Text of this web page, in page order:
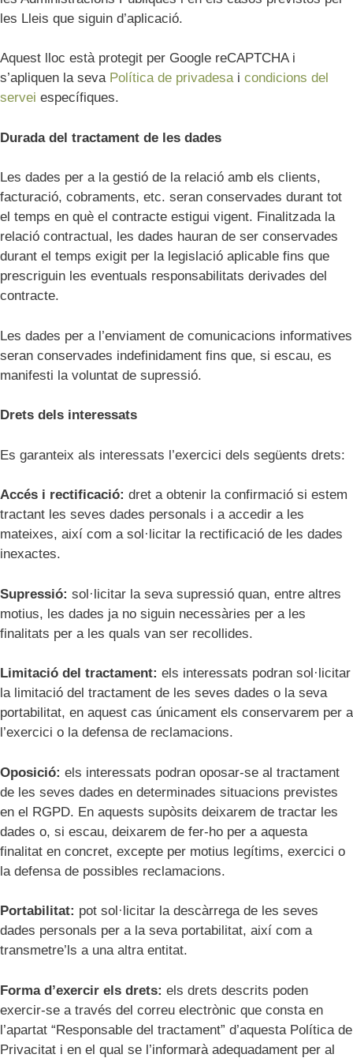
les Lleis que siguin d’aplicació.
Aquest lloc està protegit per Google reCAPTCHA i
s’apliquen la seva Política de privadesai condicions del
servei específiques.
Durada del tractament de les dades
Les dades per a la gestió de la relació amb els clients,
facturació, cobraments, etc. seran conservades durant tot
el temps en què el contracte estigui vigent. Finalitzada la
relació contractual, les dades hauran de ser conservades
durant el temps exigit per la legislació aplicable fins que
prescriguin les eventuals responsabilitats derivades del
contracte.
Les dades per a l’enviament de comunicacions informatives
seran conservades indefinidament fins que, si escau, es
manifesti la voluntat de supressió.
Drets dels interessats
Es garanteix als interessats l’exercici dels següents drets:
Accés i rectificació: dret a obtenir la confirmació si estem
tractant les seves dades personals i a accedir a les
mateixes, així com a sol·licitar la rectificació de les dades
inexactes.
Supressió: sol·licitar la seva supressió quan, entre altres
motius, les dades ja no siguin necessàries per a les
finalitats per a les quals van ser recollides.
Limitació del tractament: els interessats podran sol·licitar
la limitació del tractament de les seves dades o la seva
portabilitat, en aquest cas únicament els conservarem per a
l’exercici o la defensa de reclamacions.
Oposició: els interessats podran oposar-se al tractament
de les seves dades en determinades situacions previstes
en el RGPD. En aquests supòsits deixarem de tractar les
dades o, si escau, deixarem de fer-ho per a aquesta
finalitat en concret, excepte per motius legítims, exercici o
la defensa de possibles reclamacions.
Portabilitat: pot sol·licitar la descàrrega de les seves
dades personals per a la seva portabilitat, així com a
transmetre’ls a una altra entitat.
Forma d’exercir els drets: els drets descrits poden
exercir-se a través del correu electrònic que consta en
l’apartat “Responsable del tractament” d’aquesta Política de
Privacitat i en el qual se l’informarà adequadament per al